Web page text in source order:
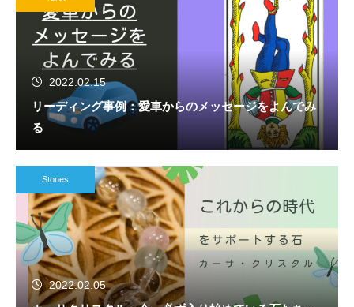
2022.02.15
リーディング事例：愛車からのメッセージをよんでみ
る
Stones
2022.02.05